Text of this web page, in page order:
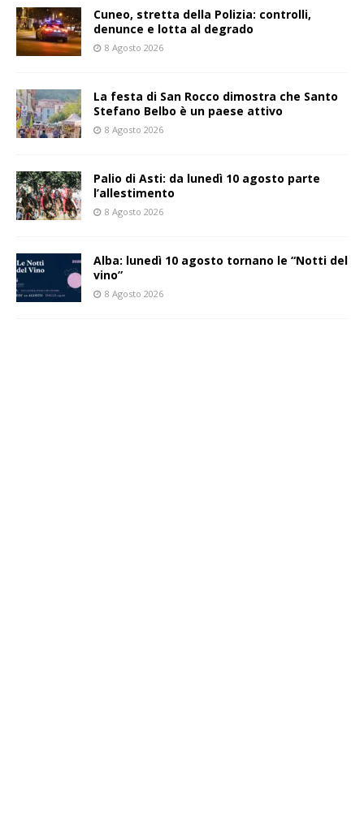
Cuneo, stretta della Polizia: controlli,
denunce e lotta al degrado
8 Agosto 2026
La festa di San Rocco dimostra che Santo
Stefano Belbo è un paese attivo
8 Agosto 2026
Palio di Asti: da lunedì 10 agosto parte
l’allestimento
8 Agosto 2026
Alba: lunedì 10 agosto tornano le “Notti del
vino”
8 Agosto 2026